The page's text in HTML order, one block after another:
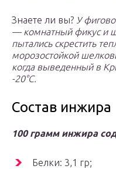
Знаете ли вы? У
— комнатный фикус и
пытались скрестить
морозостойкой
когда выведенный в
-20°С.
Состав инжира
100 грамм инжира
Белки: 3,1 гр;